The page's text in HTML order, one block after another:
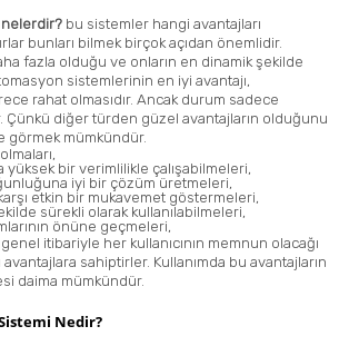
bu sistemler hangi avantajları
bunları bilmek birçok açıdan önemlidir.
fazla olduğu ve onların en dinamik şekilde
sistemlerinin en iyi avantajı,
rahat olmasıdır. Ancak durum sadece
Çünkü diğer türden güzel avantajların olduğunu
görmek mümkündür.
bir verimlilikle çalışabilmeleri,
iyi bir çözüm üretmeleri,
etkin bir mukavemet göstermeleri,
sürekli olarak kullanılabilmeleri,
önüne geçmeleri,
itibariyle her kullanıcının memnun olacağı
sahiptirler. Kullanımda bu avantajların
daima mümkündür.
Nedir?